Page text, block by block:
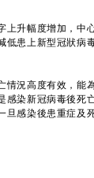
升幅度增加，中
患上新型冠狀病
況高度有效，能
染新冠病毒後死
感染後患重症及